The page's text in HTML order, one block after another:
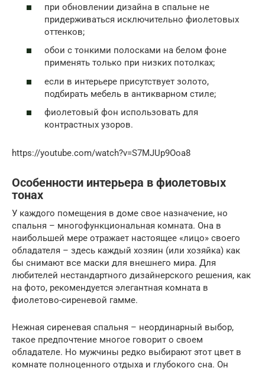
при обновлении дизайна в спальне не
придерживаться исключительно фиолетовых
оттенков;
обои с тонкими полосками на белом фоне
применять только при низких потолках;
если в интерьере присутствует золото,
подбирать мебель в антикварном стиле;
фиолетовый фон использовать для
контрастных узоров.
https://youtube.com/watch?v=S7MJUp9Ooa8
Особенности интерьера в фиолетовых
тонах
У каждого помещения в доме свое назначение, но
спальня – многофункциональная комната. Она в
наибольшей мере отражает настоящее «лицо» своего
обладателя – здесь каждый хозяин (или хозяйка) как
бы снимают все маски для внешнего мира. Для
любителей нестандартного дизайнерского решения, как
на фото, рекомендуется элегантная комната в
фиолетово-сиреневой гамме.
Нежная сиреневая спальня – неординарный выбор,
такое предпочтение многое говорит о своем
обладателе. Но мужчины редко выбирают этот цвет в
комнате полноценного отдыха и глубокого сна. Он